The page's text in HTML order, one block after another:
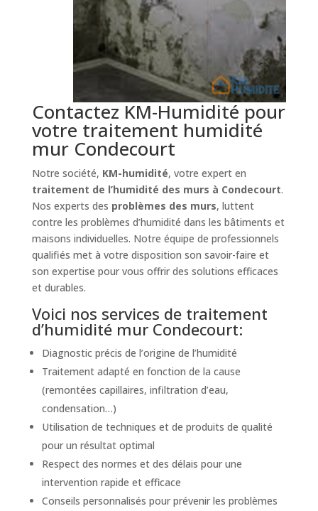
Contactez KM-Humidité pour
votre traitement humidité
mur Condecourt
Notre société, KM-humidité, votre expert en
traitement de l’humidité des murs à Condecourt.
Nos experts des problèmes des murs, luttent
contre les problèmes d’humidité dans les bâtiments et
maisons individuelles. Notre équipe de professionnels
qualifiés met à votre disposition son savoir-faire et
son expertise pour vous offrir des solutions efficaces
et durables.
Voici nos services de traitement
d’humidité mur Condecourt:
Diagnostic précis de l’origine de l’humidité
Traitement adapté en fonction de la cause
(remontées capillaires, infiltration d’eau,
condensation…)
Utilisation de techniques et de produits de qualité
pour un résultat optimal
Respect des normes et des délais pour une
intervention rapide et efficace
Conseils personnalisés pour prévenir les problèmes